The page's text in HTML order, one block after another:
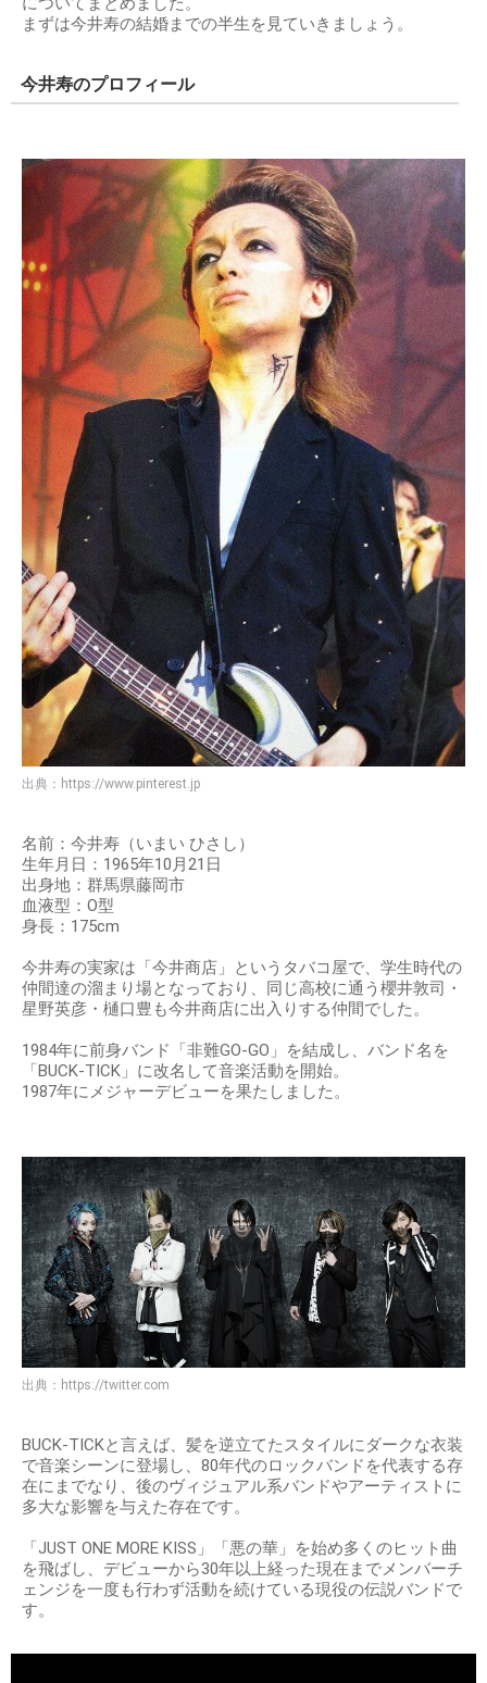
まずは今井寿の結婚までの半生を見ていきましょう。
今井寿のプロフィール
出典： https://www.pinterest.jp
名前：今井寿（いまい ひさし）
生年月日：1965年10月21日
出身地：群馬県藤岡市
血液型：O型
身長：175cm
今井寿の実家は「今井商店」というタバコ屋で、学生時代の
仲間達の溜まり場となっており、同じ高校に通う櫻井敦司・
星野英彦・樋口豊も今井商店に出入りする仲間でした。
1984年に前身バンド「非難GO-GO」を結成し、バンド名を
「BUCK-TICK」に改名して音楽活動を開始。
1987年にメジャーデビューを果たしました。
出典： https://twitter.com
BUCK-TICKと言えば、髪を逆立てたスタイルにダークな衣装
で音楽シーンに登場し、80年代のロックバンドを代表する存
在にまでなり、後のヴィジュアル系バンドやアーティストに
多大な影響を与えた存在です。
「JUST ONE MORE KISS」「悪の華」を始め多くのヒット曲
を飛ばし、デビューから30年以上経った現在までメンバーチ
ェンジを一度も行わず活動を続けている現役の伝説バンドで
す。